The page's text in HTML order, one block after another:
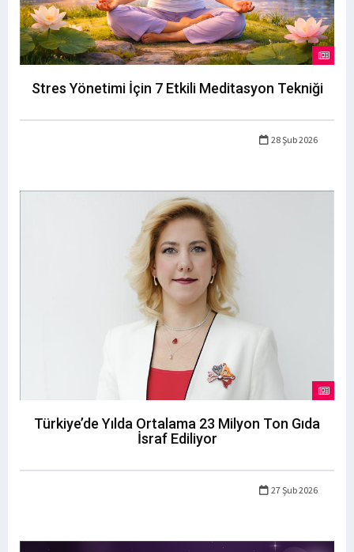
Stres Yönetimi İçin 7 Etkili Meditasyon Tekniği
28 Şub 2026
Türkiye’de Yılda Ortalama 23 Milyon Ton Gıda
İsraf Ediliyor
27 Şub 2026